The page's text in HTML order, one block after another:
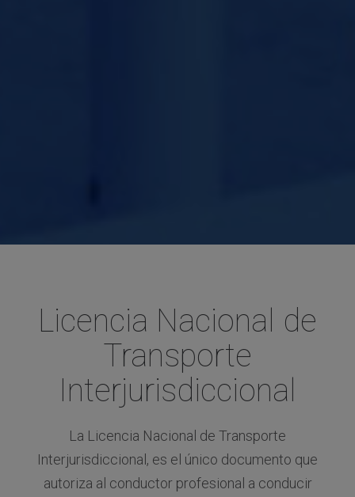
Licencia Nacional de
Transporte
Interjurisdiccional
La Licencia Nacional de Transporte
Interjurisdiccional, es el único documento que
autoriza al conductor profesional a conducir